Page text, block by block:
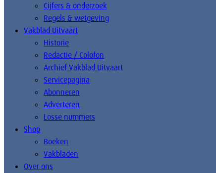
Cijfers & onderzoek
Regels & wetgeving
Vakblad Uitvaart
Historie
Redactie / Colofon
Archief Vakblad Uitvaart
Servicepagina
Abonneren
Adverteren
Losse nummers
Shop
Boeken
Vakbladen
Over ons